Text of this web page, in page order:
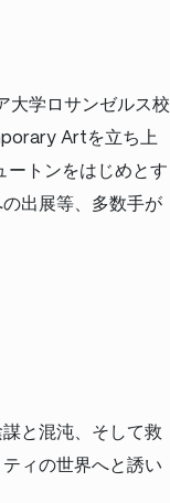
大学ロサンゼルス校
Artを立ち上
ートンをはじめとす
出展等、多数手が
と混沌、そして救
ィの世界へと誘い